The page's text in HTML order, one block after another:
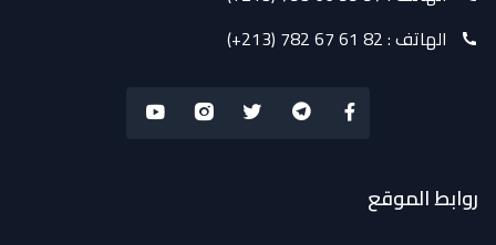
الهاتف :(+213) 782 67 61 82
روابط الموقع